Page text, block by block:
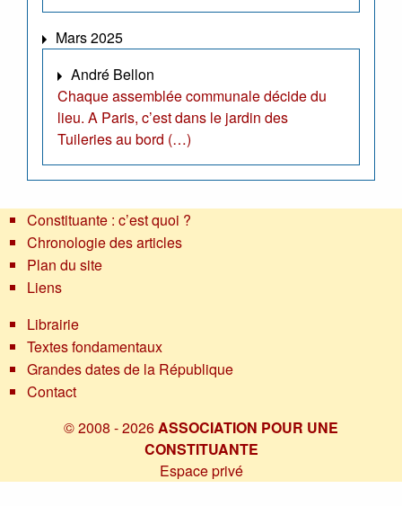
Mars 2025
André Bellon
Chaque assemblée communale décide du
lieu. A Paris, c’est dans le jardin des
Tuileries au bord (…)
Constituante : c’est quoi ?
Chronologie des articles
Plan du site
Liens
Librairie
Textes fondamentaux
Grandes dates de la République
Contact
© 2008 - 2026ASSOCIATION POUR UNE
CONSTITUANTE
Espace privé